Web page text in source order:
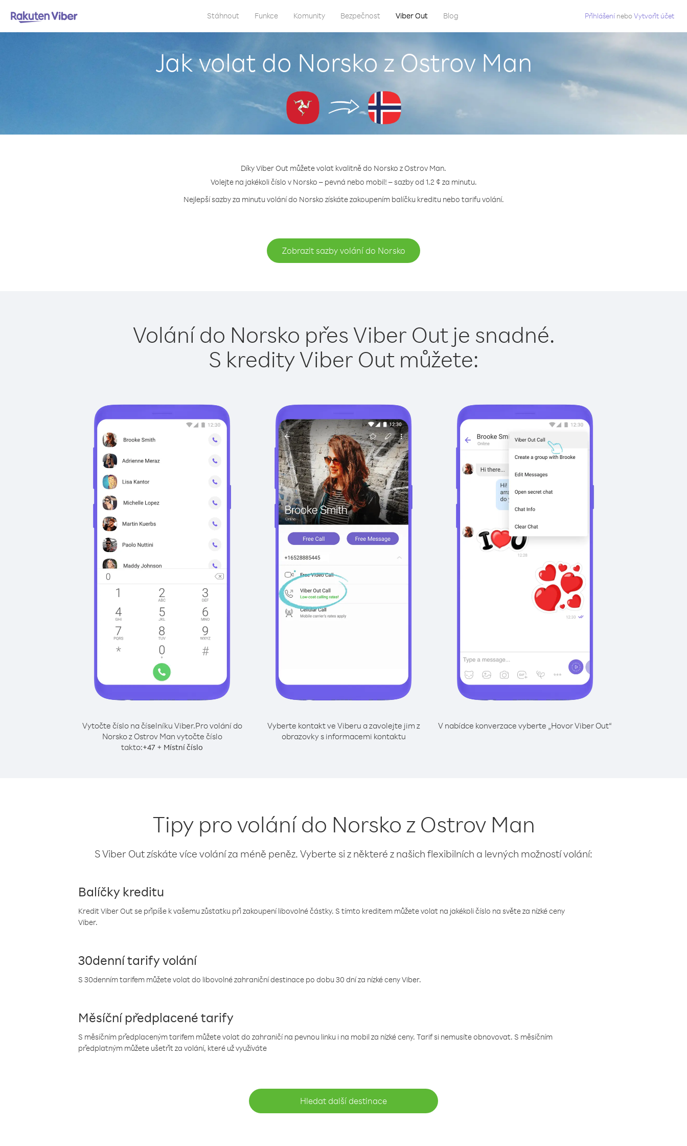
Stáhnout Funkce Komunity Bezpečnost Viber Out Blog Přihlášení neboVytvořit účet
Jak volat do Norsko z Ostrov Man
Díky Viber Out můžete volat kvalitně do Norsko z Ostrov Man.
Volejte na jakékoli číslo v Norsko – pevná nebo mobil! – sazby od 1.2 ¢ za minutu.
Nejlepší sazby za minutu volání do Norsko získáte zakoupením balíčku kreditu nebo tarifu volání.
Zobrazit sazby volání do Norsko
Volání do Norsko přes Viber Out je snadné.
S kredity Viber Out můžete:
Vytočte číslo na číselníku Viber.Pro volání do
Norsko z Ostrov Man vytočte číslo
takto:+47 + Místní číslo
Vyberte kontakt ve Viberu a zavolejte jim z
obrazovky s informacemi kontaktu
V nabídce konverzace vyberte „Hovor Viber Out“
Tipy pro volání do Norsko z Ostrov Man
S Viber Out získáte více volání za méně peněz. Vyberte si z některé z našich flexibilních a levných možností volání:
Balíčky kreditu
Kredit Viber Out se připíše k vašemu zůstatku při zakoupení libovolné částky. S tímto kreditem můžete volat na jakékoli číslo na světe za nízké ceny
Viber.
30denní tarify volání
S 30denním tarifem můžete volat do libovolné zahraniční destinace po dobu 30 dní za nízké ceny Viber.
Měsíční předplacené tarify
S měsíčním předplaceným tarifem můžete volat do zahraničí na pevnou linku i na mobil za nízké ceny. Tarif si nemusíte obnovovat. S měsíčním
předplatným můžete ušetřit za volání, které už využíváte
Hledat další destinace